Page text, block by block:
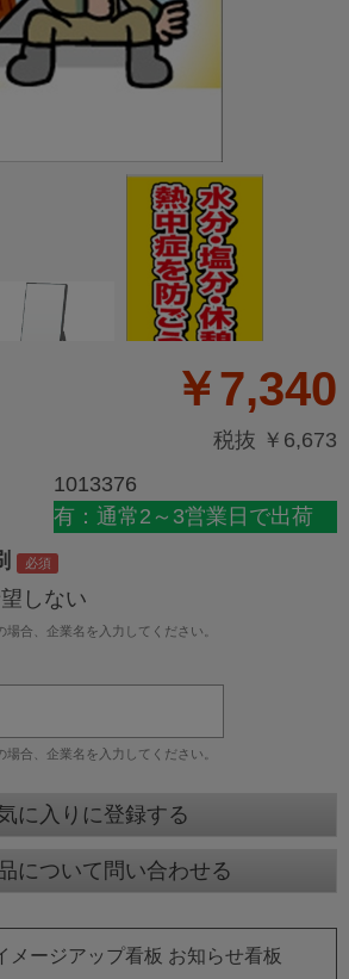
￥7,340
税抜 ￥6,673
1013376
有：通常2～3営業日で出荷
しない
合、企業名を入力してください。
合、企業名を入力してください。
に入りに登録する
について問い合わせる
メージアップ看板 お知らせ看板